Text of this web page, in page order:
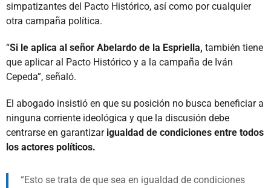
simpatizantes del Pacto Histórico, así como por cualquier
otra campaña política.
“Si le aplica al señor Abelardo de la Espriella, también tiene
que aplicar al Pacto Histórico y a la campaña de Iván
Cepeda”, señaló.
El abogado insistió en que su posición no busca beneficiar a
ninguna corriente ideológica y que la discusión debe
centrarse en garantizar igualdad de condiciones entre todos
los actores políticos.
Esto se trata de que sea en igualdad de condiciones